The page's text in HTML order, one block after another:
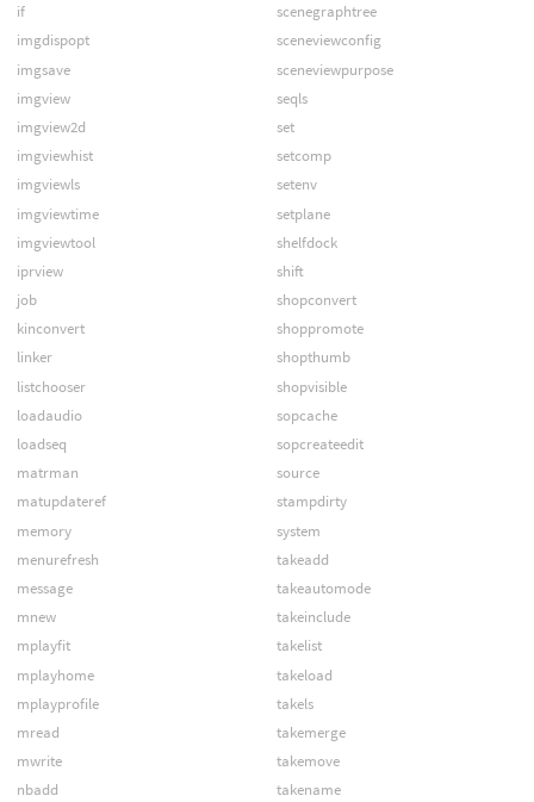
if
imgdispopt
imgsave
imgview
imgview2d
imgviewhist
imgviewls
imgviewtime
imgviewtool
iprview
job
kinconvert
linker
listchooser
loadaudio
loadseq
matrman
matupdateref
memory
menurefresh
message
mnew
mplayfit
mplayhome
mplayprofile
mread
mwrite
nbadd
scenegraphtree
sceneviewconfig
sceneviewpurpose
seqls
set
setcomp
setenv
setplane
shelfdock
shift
shopconvert
shoppromote
shopthumb
shopvisible
sopcache
sopcreateedit
source
stampdirty
system
takeadd
takeautomode
takeinclude
takelist
takeload
takels
takemerge
takemove
takename